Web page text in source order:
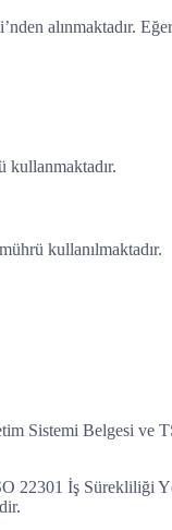
alınmaktadır.
kullanmaktadır.
kullanılmaktadır.
Sistemi Belgesi ve
22301 İş Sürekliliği